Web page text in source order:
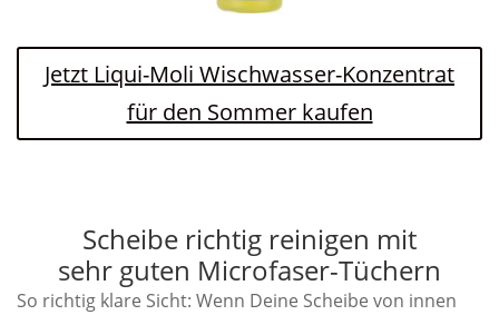
Jetzt Liqui-Moli Wischwasser-Konzentrat
für den Sommer kaufen
Scheibe richtig reinigen mit
sehr guten Microfaser-Tüchern
So richtig klare Sicht: Wenn Deine Scheibe von innen